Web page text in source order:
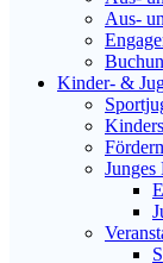
Aus-
Kinder- &
Junges